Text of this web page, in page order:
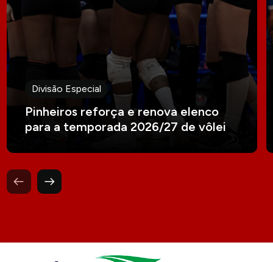
Divisão Especial
Pinheiros reforça e renova elenco
para a temporada 2026/27 de vôlei